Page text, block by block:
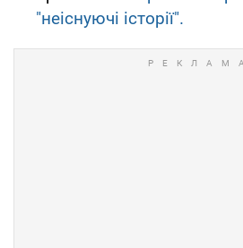
"неіснуючі історії".